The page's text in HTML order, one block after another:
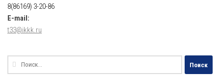
8(86169) 3-20-86
E-mail:
t33@ikkk.ru
Найти: